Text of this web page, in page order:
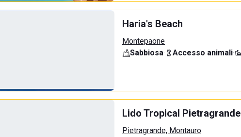
Haria's Beach
Montepaone
Sabbiosa· Accesso animali·
Lido Tropical Pietragrande
Pietragrande, Montauro